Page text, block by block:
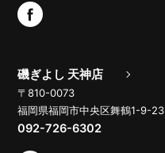
磯ぎよし 天神店
〒810-0073
福岡県福岡市中央区舞鶴1-9-23
092-726-6302